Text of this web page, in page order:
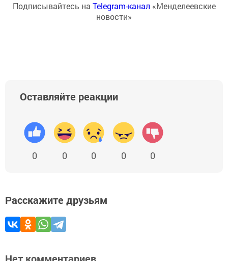
Подписывайтесь на Telegram-канал «Менделеевские
новости»
Оставляйте реакции
0 0 0 0 0
Расскажите друзьям